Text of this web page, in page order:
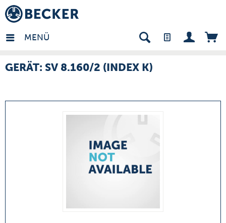
MENÜ
- DE
GERÄT: SV 8.160/2 (INDEX K)